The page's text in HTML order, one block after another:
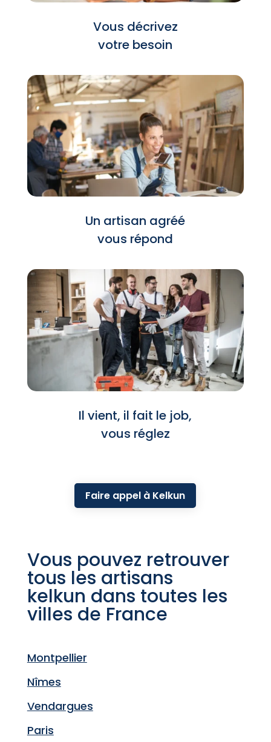
Vous décrivez
votre besoin
Un artisan agréé
vous répond
Il vient, il fait le job,
vous réglez
Faire appel à Kelkun
Vous pouvez retrouver
tous les artisans
kelkun dans toutes les
villes de France
Montpellier
Nîmes
Vendargues
Paris